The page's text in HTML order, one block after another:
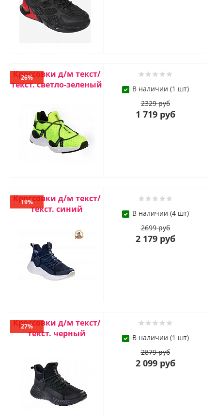
Кроссовки д/м текст/
текст. светло-зеленый
26%
В наличии (1 шт)
2329 руб
1 719 руб
Кроссовки д/м текст/
текст. синий
19%
В наличии (4 шт)
2699 руб
2 179 руб
Кроссовки д/м текст/
текст. черный
27%
В наличии (1 шт)
2879 руб
2 099 руб